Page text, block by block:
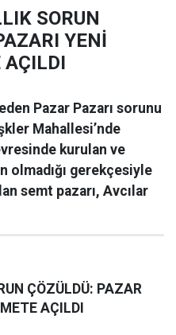
SORUN
YENİ
AÇILDI
Pazar Pazarı sorunu
Mahallesi’nde
kurulan ve
olmadığı gerekçesiyle
semt pazarı, Avcılar
ÇÖZÜLDÜ: PAZAR
AÇILDI